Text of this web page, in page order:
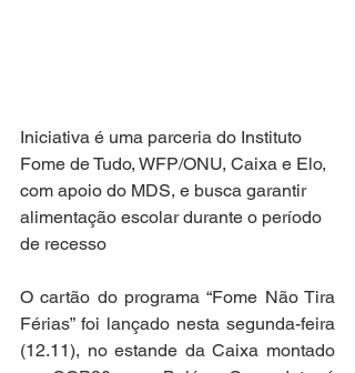
Iniciativa é uma parceria do Instituto
Fome de Tudo, WFP/ONU, Caixa e Elo,
com apoio do MDS, e busca garantir
alimentação escolar durante o período
de recesso
O cartão do programa “Fome Não Tira
Férias” foi lançado nesta segunda-feira
(12.11), no estande da Caixa montado